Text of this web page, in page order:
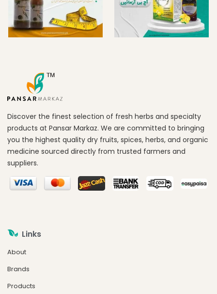
Discover the finest selection of fresh herbs and specialty
products at Pansar Markaz. We are committed to bringing
you the highest quality dry fruits, spices, herbs, and organic
medicine sourced directly from trusted farmers and
suppliers.
Links
About
Brands
Products